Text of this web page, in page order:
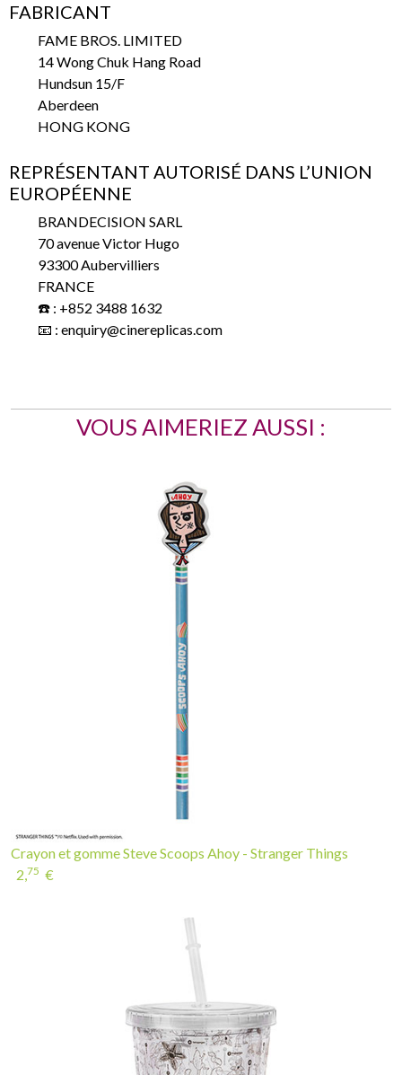
FABRICANT
FAME BROS. LIMITED
14 Wong Chuk Hang Road
Hundsun 15/F
Aberdeen
HONG KONG
REPRÉSENTANT AUTORISÉ DANS L’UNION
EUROPÉENNE
BRANDECISION SARL
70 avenue Victor Hugo
93300 Aubervilliers
FRANCE
☎️ : +852 3488 1632
📧 : enquiry@cinereplicas.com
VOUS AIMERIEZ AUSSI :
Crayon et gomme Steve Scoops Ahoy - Stranger Things
2,75 €